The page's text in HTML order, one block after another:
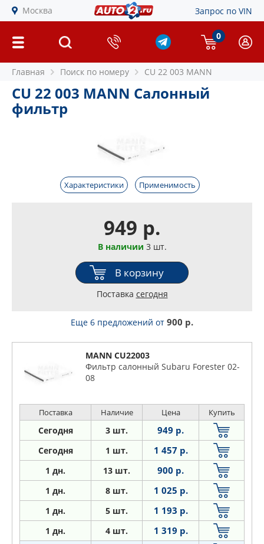
Москва Запрос по VIN
0
Главная Поиск по номеру CU 22 003 MANN
CU 22 003 MANN Салонный
фильтр
Характеристики Применимость
949 р.
В наличии 3 шт.
В корзину
Поставка сегодня
Еще 6 предложений от 900 р.
MANN CU22003
Фильтр салонный Subaru Forester 02-
08
Поставка Наличие Цена Купить
Сегодня 3 шт. 949 р.
Сегодня 1 шт. 1 457 р.
1 дн. 13 шт. 900 р.
1 дн. 8 шт. 1 025 р.
1 дн. 5 шт. 1 193 р.
1 дн. 4 шт. 1 319 р.